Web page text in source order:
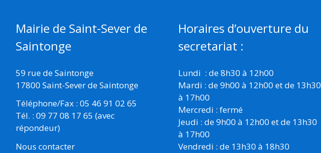
Mairie de Saint-Sever de
Saintonge
59 rue de Saintonge
17800 Saint-Sever de Saintonge
Téléphone/Fax : 05 46 91 02 65
Tél. : 09 77 08 17 65 (avec
répondeur)
Nous contacter
Horaires d’ouverture du
secretariat :
Lundi : de 8h30 à 12h00
Mardi : de 9h00 à 12h00 et de 13h30
à 17h00
Mercredi : fermé
Jeudi : de 9h00 à 12h00 et de 13h30
à 17h00
Vendredi : de 13h30 à 18h30